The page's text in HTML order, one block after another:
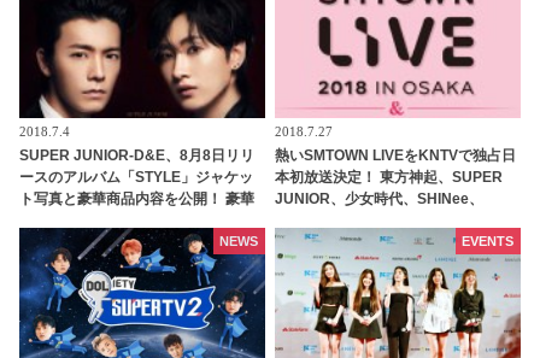
2018.7.4
SUPER JUNIOR-D&E、8月8日リリ
ースのアルバム「STYLE」ジャケッ
ト写真と豪華商品内容を公開！ 豪華
2018.7.27
熱いSMTOWN LIVEをKNTVで独占日
本初放送決定！ 東方神起、SUPER
JUNIOR、少女時代、SHINee、
NEWS EVENTS